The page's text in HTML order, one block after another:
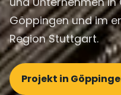
Göppingen und im
Region Stuttgart.
Projekt in